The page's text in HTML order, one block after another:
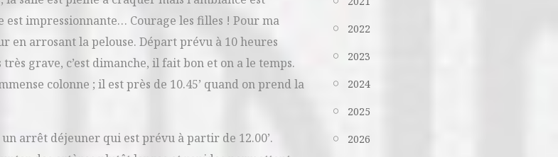
impressionnante… Courage les filles ! Pour ma
en arrosant la pelouse. Départ prévu à 10 heures
grave, c’est dimanche, il fait bon et on a le temps.
colonne ; il est près de 10.45’ quand on prend la
arrêt déjeuner qui est prévu à partir de 12.00’.
2022
2023
2024
2025
2026